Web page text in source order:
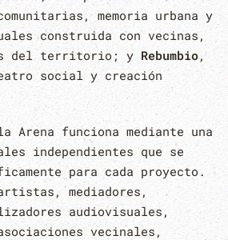
memoria urbana y
construida con vecinas,
del territorio; y Rebumbio,
social y creación
Arena funciona mediante una
independientes que se
para cada proyecto.
mediadores,
audiovisuales,
vecinales,